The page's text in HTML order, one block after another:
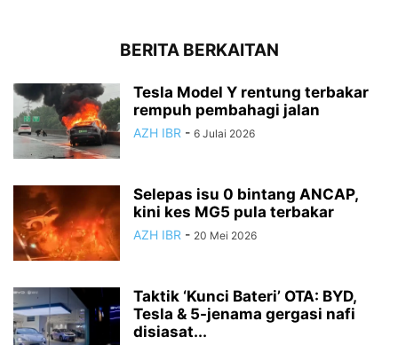
BERITA BERKAITAN
Tesla Model Y rentung terbakar
rempuh pembahagi jalan
AZH IBR - 6 Julai 2026
Selepas isu 0 bintang ANCAP,
kini kes MG5 pula terbakar
AZH IBR - 20 Mei 2026
Taktik ‘Kunci Bateri’ OTA: BYD,
Tesla & 5-jenama gergasi nafi
disiasat...